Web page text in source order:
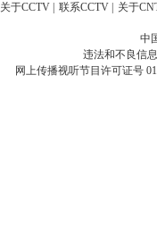
关于CCTV 联系CCTV 关于
中
违法和不良信
网上传播视听节目许可证号